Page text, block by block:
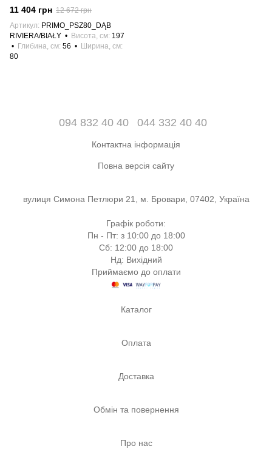
Рів'єра/Білий Meble Piaski
11 404 грн 12 672 грн
Артикул
PRIMO_PSZ80_DĄB
RIVIERA/BIAŁY
Висота, см 197
Глибина, см 56
Ширина, см
80
094 832 40 40 044 332 40 40
Контактна інформація
Повна версія сайту
вулиця Симона Петлюри 21, м. Бровари, 07402, Україна
Графік роботи:
Пн - Пт: з 10:00 до 18:00
Сб: 12:00 до 18:00
Нд: Вихідний
Приймаємо до оплати
Каталог
Оплата
Доставка
Обмін та повернення
Про нас